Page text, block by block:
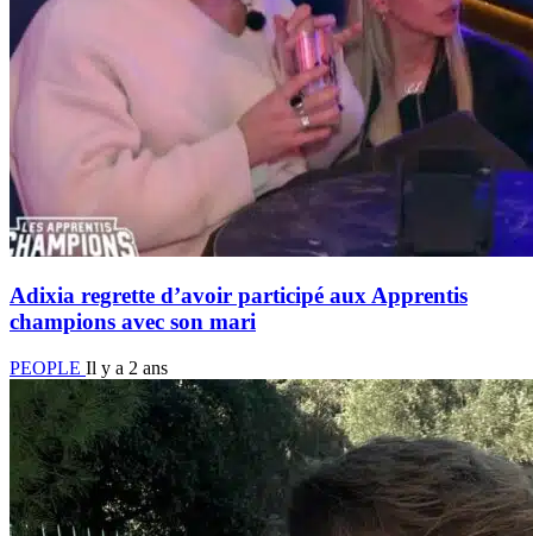
Adixia regrette d’avoir participé aux Apprentis
champions avec son mari
PEOPLE Il y a 2 ans